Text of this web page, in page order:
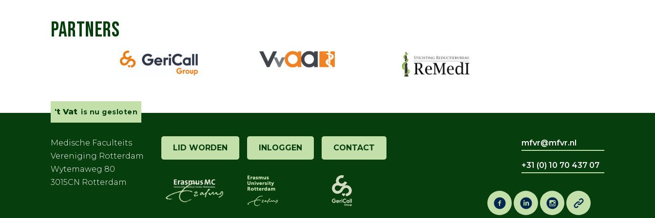
PARTNERS
't Vat is nu gesloten
Medische Faculteits
Vereniging Rotterdam
Wytemaweg 80
3015CN Rotterdam
LID WORDEN INLOGGEN CONTACT
mfvr@mfvr.nl
+31 (0) 10 70 437 07